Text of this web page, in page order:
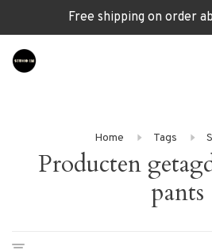
Free shipping on order
Home Tags
Producten
pants